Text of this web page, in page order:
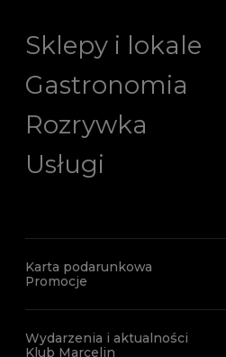
Sklepy i lokale
Gastronomia
Rozrywka
Usługi
Karta podarunkowa
Promocje
Wydarzenia i aktualności
Klub Marcelin